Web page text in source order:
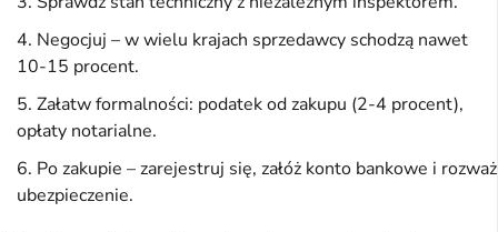
Negocjuj – w wielu krajach sprzedawcy schodzą nawet
10-15 procent.
Załatw formalności: podatek od zakupu (2-4 procent),
opłaty notarialne.
Po zakupie – zarejestruj się, załóż konto bankowe i rozważ
ubezpieczenie.